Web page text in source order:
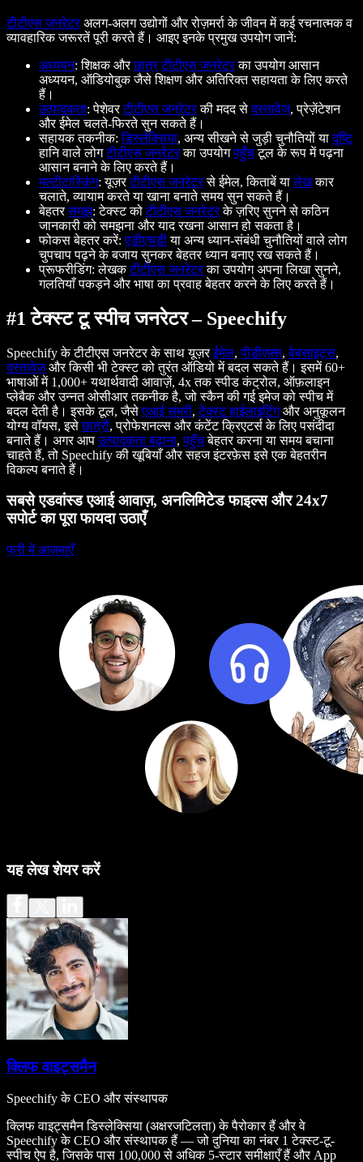
टीटीएस जनरेटरअलग-अलग उद्योगों और रोज़मर्रा के जीवन में कई रचनात्मक व
व्यावहारिक जरूरतें पूरी करते हैं। आइए इनके प्रमुख उपयोग जानें:
अध्ययन: शिक्षक औरछात्र टीटीएस जनरेटरका उपयोग आसान
अध्ययन, ऑडियोबुक जैसे शिक्षण और अतिरिक्त सहायता के लिए करते
हैं।
उत्पादकता: पेशेवरटीटीएस जनरेटरकी मदद सेदस्तावेज़, प्रेज़ेंटेशन
और ईमेल चलते-फिरते सुन सकते हैं।
सहायक तकनीक:डिस्लेक्सिया, अन्य सीखने से जुड़ी चुनौतियों यादृष्टि
हानि वाले लोगटीटीएस जनरेटरका उपयोगपहुँचटूल के रूप में पढ़ना
आसान बनाने के लिए करते हैं।
मल्टीटास्किंग: यूज़रटीटीएस जनरेटरसे ईमेल, किताबें यालेखकार
चलाते, व्यायाम करते या खाना बनाते समय सुन सकते हैं।
बेहतरसमझ: टेक्स्ट कोटीटीएस जनरेटरके ज़रिए सुनने से कठिन
जानकारी को समझना और याद रखना आसान हो सकता है।
फोकस बेहतर करें:एडीएचडीया अन्य ध्यान-संबंधी चुनौतियों वाले लोग
चुपचाप पढ़ने के बजाय सुनकर बेहतर ध्यान बनाए रख सकते हैं।
प्रूफरीडिंग: लेखकटीटीएस जनरेटरका उपयोग अपना लिखा सुनने,
गलतियाँ पकड़ने और भाषा का प्रवाह बेहतर करने के लिए करते हैं।
#1 टेक्स्ट टू स्पीच जनरेटर – Speechify
Speechify के टीटीएस जनरेटर के साथ यूज़रईमेल,पीडीएफ़्स,वेबसाइट्स,
दस्तावेज़और किसी भी टेक्स्ट को तुरंत ऑडियो में बदल सकते हैं। इसमें 60+
भाषाओं में 1,000+ यथार्थवादी आवाज़ें, 4x तक स्पीड कंट्रोल, ऑफ़लाइन
प्लेबैक और उन्नत ओसीआर तकनीक है, जो स्कैन की गई इमेज को स्पीच में
बदल देती है। इसके टूल, जैसेएआई समरी,टेक्स्ट हाईलाइटिंगऔर अनुकूलन
योग्य वॉयस, इसेछात्रों, प्रोफेशनल्स और कंटेंट क्रिएटर्स के लिए पसंदीदा
बनाते हैं। अगर आपउत्पादकता बढ़ाना,पहुँचबेहतर करना या समय बचाना
चाहते हैं, तो Speechify की खूबियाँ और सहज इंटरफ़ेस इसे एक बेहतरीन
विकल्प बनाते हैं।
सबसे एडवांस्ड एआई आवाज़, अनलिमिटेड फाइल्स और 24x7
सपोर्ट का पूरा फायदा उठाएँ
फ्री में आज़माएँ
यह लेख शेयर करें
क्लिफ वाइट्समैन
Speechify के CEO और संस्थापक
क्लिफ वाइट्समैन डिस्लेक्सिया (अक्षरजटिलता) के पैरोकार हैं और वे
Speechify के CEO और संस्थापक हैं — जो दुनिया का नंबर 1 टेक्स्ट-टू-
स्पीच ऐप है, जिसके पास 100,000 से अधिक 5-स्टार समीक्षाएँ हैं और App